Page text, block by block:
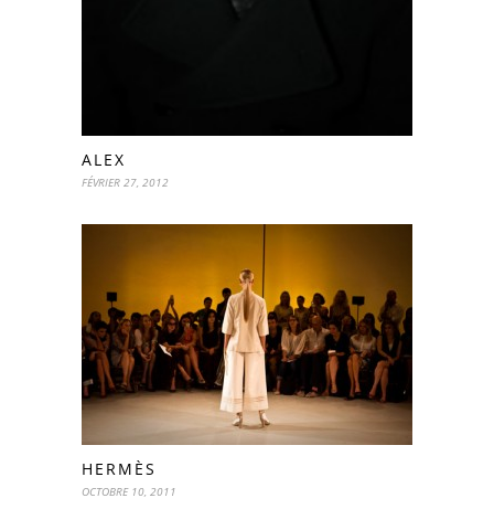
ALEX
FÉVRIER 27, 2012
HERMÈS
OCTOBRE 10, 2011